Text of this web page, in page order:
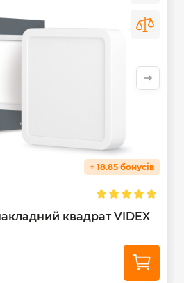
+ 18.85 бонусів
квадрат VIDEX